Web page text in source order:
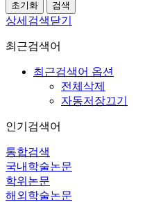
상세검색닫기
최근검색어
최근검색어 옵션
전체삭제
자동저장끄기
인기검색어
통합검색
국내학술논문
학위논문
해외학술논문